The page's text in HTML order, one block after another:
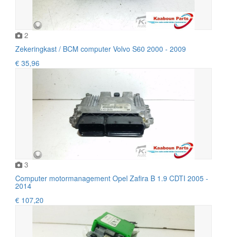
2
Zekeringkast / BCM computer Volvo S60 2000 - 2009
€ 35,96
3
Computer motormanagement Opel Zafira B 1.9 CDTI 2005 -
2014
€ 107,20